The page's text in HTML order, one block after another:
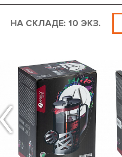
НА СКЛАДЕ: 10 ЭКЗ.